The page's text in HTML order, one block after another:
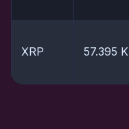
XRP 57.395 K